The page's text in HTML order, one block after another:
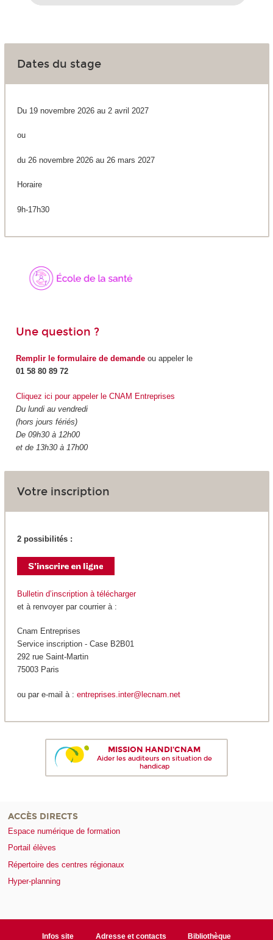
Dates du stage
Du 19 novembre 2026 au 2 avril 2027
ou
du 26 novembre 2026 au 26 mars 2027
Horaire
9h-17h30
Une question ?
Remplir le formulaire de demandeou appeler le
01 58 80 89 72
Cliquez ici pour appeler le CNAM Entreprises
Du lundi au vendredi
(hors jours fériés)
De 09h30 à 12h00
et de 13h30 à 17h00
Votre inscription
2 possibilités :
Bulletin d’inscription à télécharger
et à renvoyer par courrier à :
Cnam Entreprises
Service inscription - Case B2B01
292 rue Saint-Martin
75003 Paris
ou par e-mail à : entreprises.inter@lecnam.net
MISSION HANDI'CNAM
Aider les auditeurs en situation de
handicap
ACCÈS DIRECTS
Espace numérique de formation
Portail élèves
Répertoire des centres régionaux
Hyper-planning
Infos site Adresse et contacts Bibliothèque